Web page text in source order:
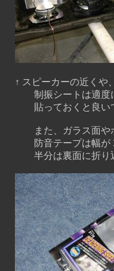
↑ スピーカーの近くや、
制振シートは適度に貼
貼っておくと良いで
また、ガラス面やボデ
防音テープは幅が
半分は裏面に折り返